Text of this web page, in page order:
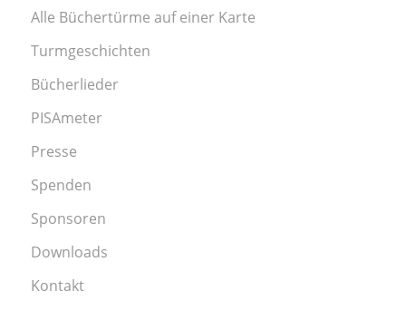
Alle Büchertürme auf einer Karte
Turmgeschichten
Bücherlieder
PISAmeter
Presse
Spenden
Sponsoren
Downloads
Kontakt